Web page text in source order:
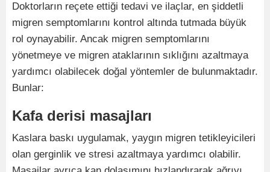
Doktorların reçete ettiği tedavi ve ilaçlar, en şiddetli
migren semptomlarını kontrol altında tutmada büyük
rol oynayabilir. Ancak migren semptomlarını
yönetmeye ve migren ataklarının sıklığını azaltmaya
yardımcı olabilecek doğal yöntemler de bulunmaktadır.
Bunlar:
Kafa derisi masajları
Kaslara baskı uygulamak, yaygın migren tetikleyicileri
olan gerginlik ve stresi azaltmaya yardımcı olabilir.